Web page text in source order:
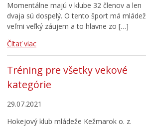
Momentálne majú v klube 32 členov a len
dvaja sú dospelý. O tento šport má mládež
veľmi veľký záujem a to hlavne zo […]
Čítať viac
Tréning pre všetky vekové
kategórie
29.07.2021
Hokejový klub mládeže Kežmarok o. z.